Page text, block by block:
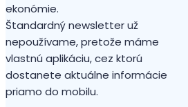
ekonómie.
Štandardný newsletter už
nepoužívame, pretože máme
vlastnú aplikáciu, cez ktorú
dostanete aktuálne informácie
priamo do mobilu.